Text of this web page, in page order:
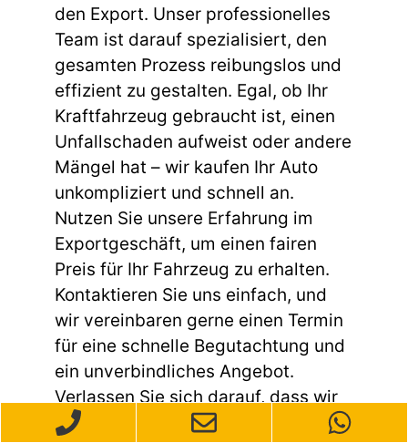
den Export. Unser professionelles
Team ist darauf spezialisiert, den
gesamten Prozess reibungslos und
effizient zu gestalten. Egal, ob Ihr
Kraftfahrzeug gebraucht ist, einen
Unfallschaden aufweist oder andere
Mängel hat – wir kaufen Ihr Auto
unkompliziert und schnell an.
Nutzen Sie unsere Erfahrung im
Exportgeschäft, um einen fairen
Preis für Ihr Fahrzeug zu erhalten.
Kontaktieren Sie uns einfach, und
wir vereinbaren gerne einen Termin
für eine schnelle Begutachtung und
ein unverbindliches Angebot.
Verlassen Sie sich darauf, dass wir
den Autoverkauf für den Export in